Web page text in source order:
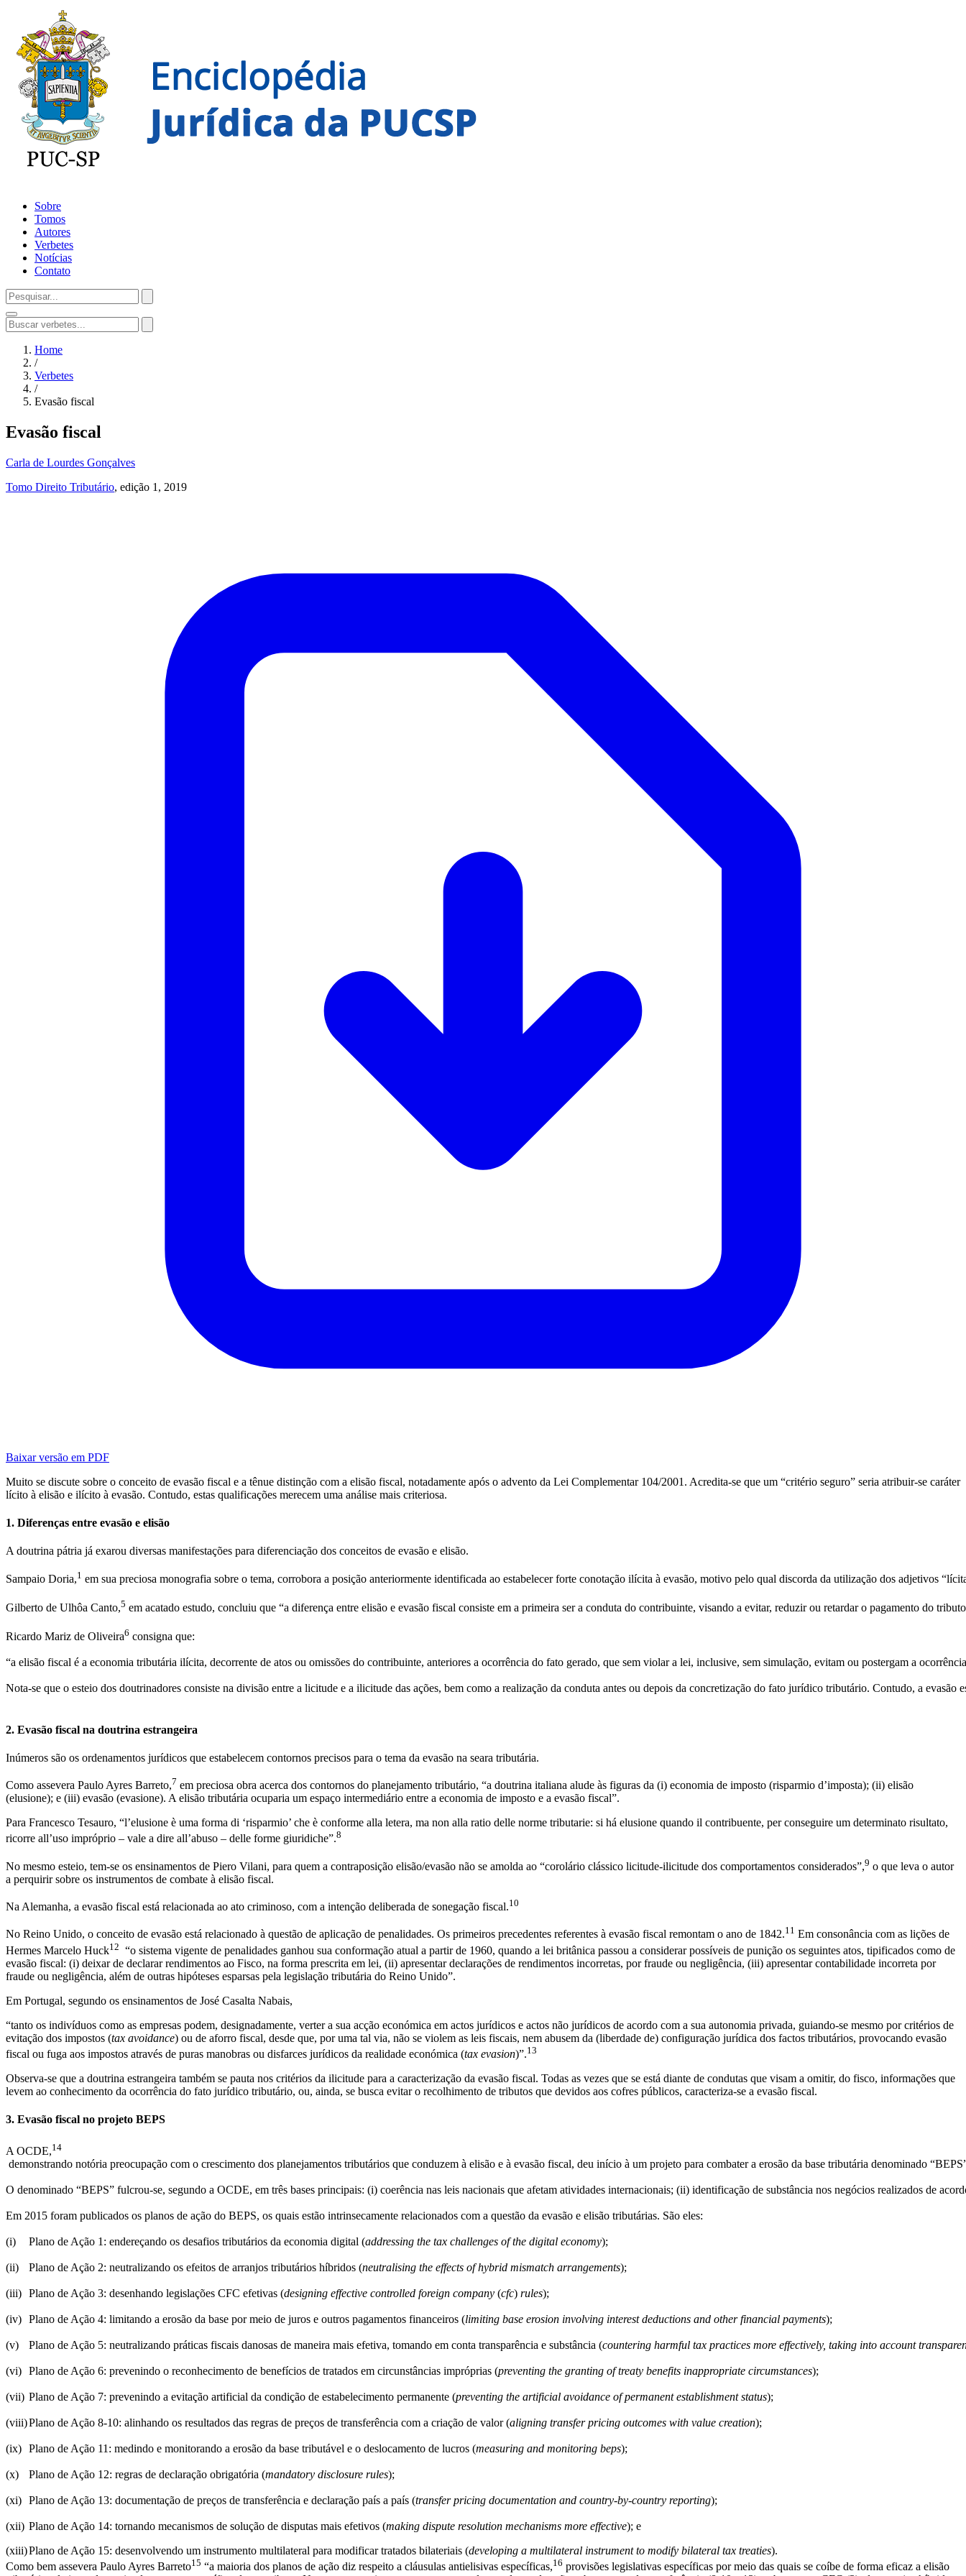
Sobre
Tomos
Autores
Verbetes
Notícias
Contato
Home
/
Verbetes
/
Evasão fiscal
Evasão fiscal
Carla de Lourdes Gonçalves
Tomo Direito Tributário, edição 1, 2019
Baixar versão em PDF
Muito se discute sobre o conceito de evasão fiscal e a tênue distinção com a elisão fiscal, notadamente após o advento da Lei Complementar 104/2001. Acredita-se que um “critério seguro” seria atribuir-se caráter
lícito à elisão e ilícito à evasão. Contudo, estas qualificações merecem uma análise mais criteriosa.
1. Diferenças entre evasão e elisão
A doutrina pátria já exarou diversas manifestações para diferenciação dos conceitos de evasão e elisão.
Sampaio Doria,1 em sua preciosa monografia sobre o tema, corrobora a posição anteriormente identificada ao estabelecer forte conotação ilícita à evasão, motivo pelo qual discorda da utilização dos adjetivos
Gilberto de Ulhôa Canto,5 em acatado estudo, concluiu que “a diferença entre elisão e evasão fiscal consiste em a primeira ser a conduta do contribuinte, visando a evitar, reduzir ou retardar o pagamento do
Ricardo Mariz de Oliveira6 consigna que:
“a elisão fiscal é a economia tributária ilícita, decorrente de atos ou omissões do contribuinte, anteriores a ocorrência do fato gerado, que sem violar a lei, inclusive, sem simulação, evitam ou postergam a
Nota-se que o esteio dos doutrinadores consiste na divisão entre a licitude e a ilicitude das ações, bem como a realização da conduta antes ou depois da concretização do fato jurídico tributário. Contudo, a
2. Evasão fiscal na doutrina estrangeira
Inúmeros são os ordenamentos jurídicos que estabelecem contornos precisos para o tema da evasão na seara tributária.
Como assevera Paulo Ayres Barreto,7 em preciosa obra acerca dos contornos do planejamento tributário, “a doutrina italiana alude às figuras da (i) economia de imposto (risparmio d’imposta); (ii) elisão
(elusione); e (iii) evasão (evasione). A elisão tributária ocuparia um espaço intermediário entre a economia de imposto e a evasão fiscal”.
Para Francesco Tesauro, “l’elusione è uma forma di ‘risparmio’ che è conforme alla letera, ma non alla ratio delle norme tributarie: si há elusione quando il contribuente, per conseguire um determinato risultato,
ricorre all’uso impróprio – vale a dire all’abuso – delle forme giuridiche”.8
No mesmo esteio, tem-se os ensinamentos de Piero Vilani, para quem a contraposição elisão/evasão não se amolda ao “corolário clássico licitude-ilicitude dos comportamentos considerados”,9 o que leva o autor
a perquirir sobre os instrumentos de combate à elisão fiscal.
Na Alemanha, a evasão fiscal está relacionada ao ato criminoso, com a intenção deliberada de sonegação fiscal.10
No Reino Unido, o conceito de evasão está relacionado à questão de aplicação de penalidades. Os primeiros precedentes referentes à evasão fiscal remontam o ano de 1842.11 Em consonância com as lições de
Hermes Marcelo Huck12 “o sistema vigente de penalidades ganhou sua conformação atual a partir de 1960, quando a lei britânica passou a considerar possíveis de punição os seguintes atos, tipificados como de
evasão fiscal: (i) deixar de declarar rendimentos ao Fisco, na forma prescrita em lei, (ii) apresentar declarações de rendimentos incorretas, por fraude ou negligência, (iii) apresentar contabilidade incorreta por
fraude ou negligência, além de outras hipóteses esparsas pela legislação tributária do Reino Unido”.
Em Portugal, segundo os ensinamentos de José Casalta Nabais,
“tanto os indivíduos como as empresas podem, designadamente, verter a sua acção económica em actos jurídicos e actos não jurídicos de acordo com a sua autonomia privada, guiando-se mesmo por critérios de
evitação dos impostos (tax avoidance) ou de aforro fiscal, desde que, por uma tal via, não se violem as leis fiscais, nem abusem da (liberdade de) configuração jurídica dos factos tributários, provocando evasão
fiscal ou fuga aos impostos através de puras manobras ou disfarces jurídicos da realidade económica (tax evasion)”.13
Observa-se que a doutrina estrangeira também se pauta nos critérios da ilicitude para a caracterização da evasão fiscal. Todas as vezes que se está diante de condutas que visam a omitir, do fisco, informações que
levem ao conhecimento da ocorrência do fato jurídico tributário, ou, ainda, se busca evitar o recolhimento de tributos que devidos aos cofres públicos, caracteriza-se a evasão fiscal.
3. Evasão fiscal no projeto BEPS
A OCDE,14
demonstrando notória preocupação com o crescimento dos planejamentos tributários que conduzem à elisão e à evasão fiscal, deu início à um projeto para combater a erosão da base tributária denominado
O denominado “BEPS” fulcrou-se, segundo a OCDE, em três bases principais: (i) coerência nas leis nacionais que afetam atividades internacionais; (ii) identificação de substância nos negócios realizados de
Em 2015 foram publicados os planos de ação do BEPS, os quais estão intrinsecamente relacionados com a questão da evasão e elisão tributárias. São eles:
(i)	Plano de Ação 1: endereçando os desafios tributários da economia digital (addressing the tax challenges of the digital economy);
(ii)	Plano de Ação 2: neutralizando os efeitos de arranjos tributários híbridos (neutralising the effects of hybrid mismatch arrangements);
(iii)	Plano de Ação 3: desenhando legislações CFC efetivas (designing effective controlled foreign company (cfc) rules);
(iv)	Plano de Ação 4: limitando a erosão da base por meio de juros e outros pagamentos financeiros (limiting base erosion involving interest deductions and other financial payments);
(v)	Plano de Ação 5: neutralizando práticas fiscais danosas de maneira mais efetiva, tomando em conta transparência e substância (countering harmful tax practices more effectively, taking into account
(vi)	Plano de Ação 6: prevenindo o reconhecimento de benefícios de tratados em circunstâncias impróprias (preventing the granting of treaty benefits inappropriate circumstances);
(vii)	Plano de Ação 7: prevenindo a evitação artificial da condição de estabelecimento permanente (preventing the artificial avoidance of permanent establishment status);
(viii)	Plano de Ação 8-10: alinhando os resultados das regras de preços de transferência com a criação de valor (aligning transfer pricing outcomes with value creation);
(ix)	Plano de Ação 11: medindo e monitorando a erosão da base tributável e o deslocamento de lucros (measuring and monitoring beps);
(x)	Plano de Ação 12: regras de declaração obrigatória (mandatory disclosure rules);
(xi)	Plano de Ação 13: documentação de preços de transferência e declaração país a país (transfer pricing documentation and country-by-country reporting);
(xii)	Plano de Ação 14: tornando mecanismos de solução de disputas mais efetivos (making dispute resolution mechanisms more effective); e
(xiii)Plano de Ação 15: desenvolvendo um instrumento multilateral para modificar tratados bilateriais (developing a multilateral instrument to modify bilateral tax treaties).
Como bem assevera Paulo Ayres Barreto15 “a maioria dos planos de ação diz respeito a cláusulas antielisivas específicas,16 provisões legislativas específicas por meio das quais se coíbe de forma eficaz a elisão